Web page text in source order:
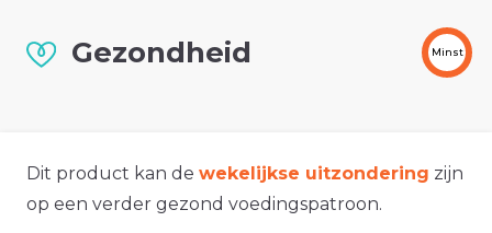
Gezondheid Minst
Dit product kan de wekelijkse uitzondering zijn
op een verder gezond voedingspatroon.